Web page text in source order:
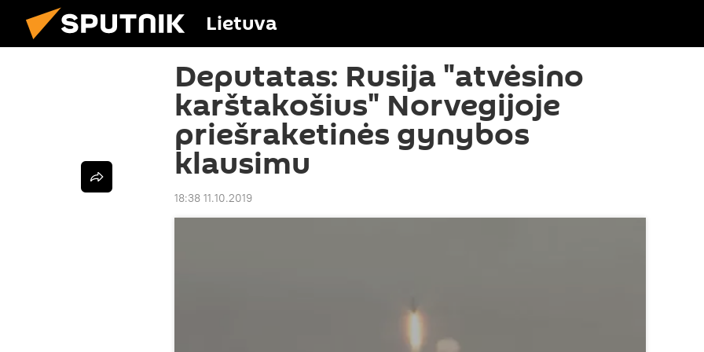
Lietuva
Deputatas: Rusija "atvėsino
karštakošius" Norvegijoje
priešraketinės gynybos
klausimu
18:38 11.10.2019